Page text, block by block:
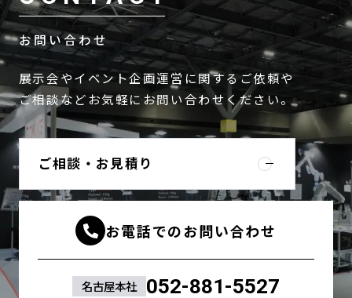
お問い合わせ
展示会やイベント企画運営に関するご依頼や
ご相談などお気軽にお問い合わせください。
ご相談・お見積り
お電話でのお問い合わせ
名古屋本社 052-881-5527